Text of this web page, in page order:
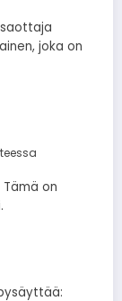
joka on
Tämä on